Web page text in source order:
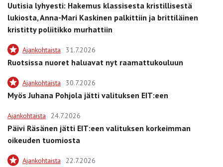
Uutisia lyhyesti: Hakemus klassisesta kristillisestä
lukiosta, Anna-Mari Kaskinen palkittiin ja brittiläinen
kristitty poliitikko murhattiin
Ajankohtaista 31.7.2026
Ruotsissa nuoret haluavat nyt raamattukouluun
Ajankohtaista 30.7.2026
Myös Juhana Pohjola jätti valituksen EIT:een
Ajankohtaista 24.7.2026
Päivi Räsänen jätti EIT:een valituksen korkeimman
oikeuden tuomiosta
Ajankohtaista 22.7.2026